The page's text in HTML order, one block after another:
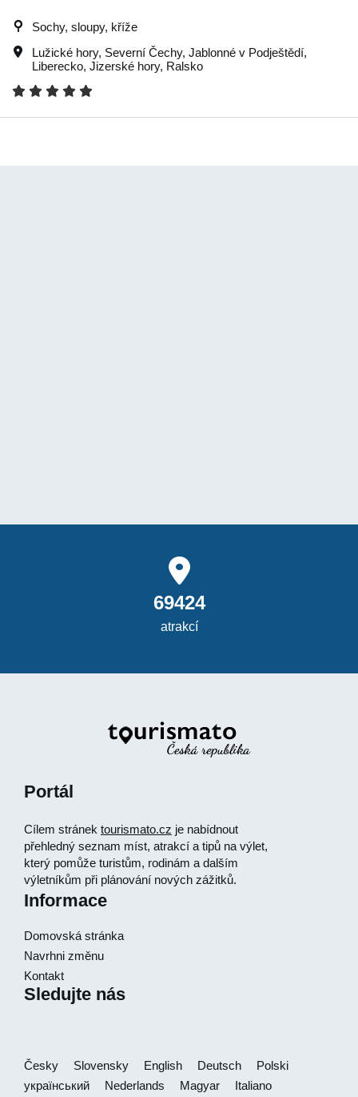
Sochy, sloupy, kříže
Lužické hory, Severní Čechy, Jablonné v Podještědí,
Liberecko, Jizerské hory, Ralsko
69424
atrakcí
Portál
Cílem stránek tourismato.cz je nabídnout
přehledný seznam míst, atrakcí a tipů na výlet,
který pomůže turistům, rodinám a dalším
výletníkům při plánování nových zážitků.
Informace
Domovská stránka
Navrhni změnu
Kontakt
Sledujte nás
Česky Slovensky English Deutsch
Polski
український
Nederlands Magyar Italiano